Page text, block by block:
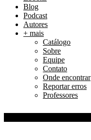
Blog
Podcast
Autores
+ mais
Catálogo
Sobre
Equipe
Contato
Onde encontrar
Reportar erros
Professores